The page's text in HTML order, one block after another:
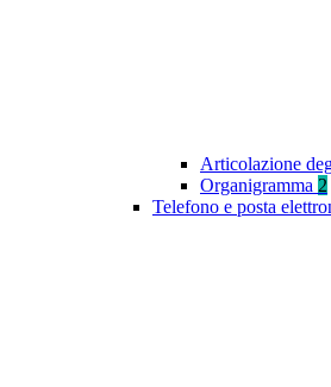
Articolazione
Organigramma 2
Telefono e posta